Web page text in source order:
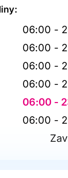
06:00 -
06:00 -
06:00 -
06:00 -
06:00 -
06:00 -